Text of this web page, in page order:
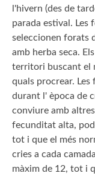
l'hivern (des de
parada estival. Les
seleccionen forats
amb herba seca.
territori buscant el
quals procrear.
durant l' època de
conviure amb
fecunditat alta,
tot i que el més
cries a cada
màxim de 12, tot i